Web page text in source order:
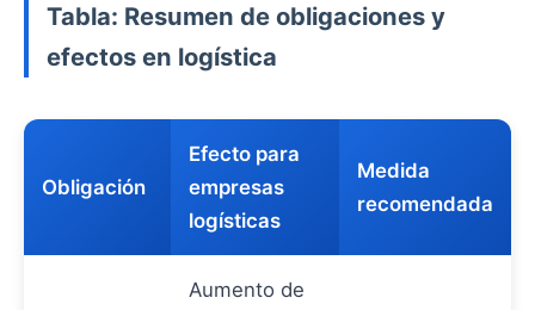
Tabla: Resumen de obligaciones y
efectos en logística
Obligación
Efecto para
empresas
logísticas
Medida
recomendada
Aumento de